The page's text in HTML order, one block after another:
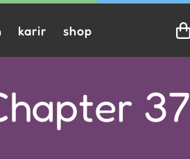
karir shop
37